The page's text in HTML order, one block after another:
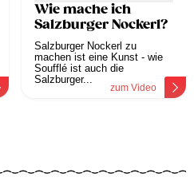
Wie mache ich
Salzburger Nockerl?
Salzburger Nockerl zu
machen ist eine Kunst - wie
Soufflé ist auch die
Salzburger...
zum Video